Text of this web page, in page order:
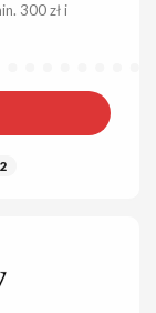
300 zł i
2